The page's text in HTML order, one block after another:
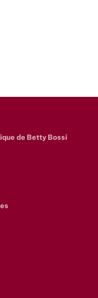
de Betty Bossi